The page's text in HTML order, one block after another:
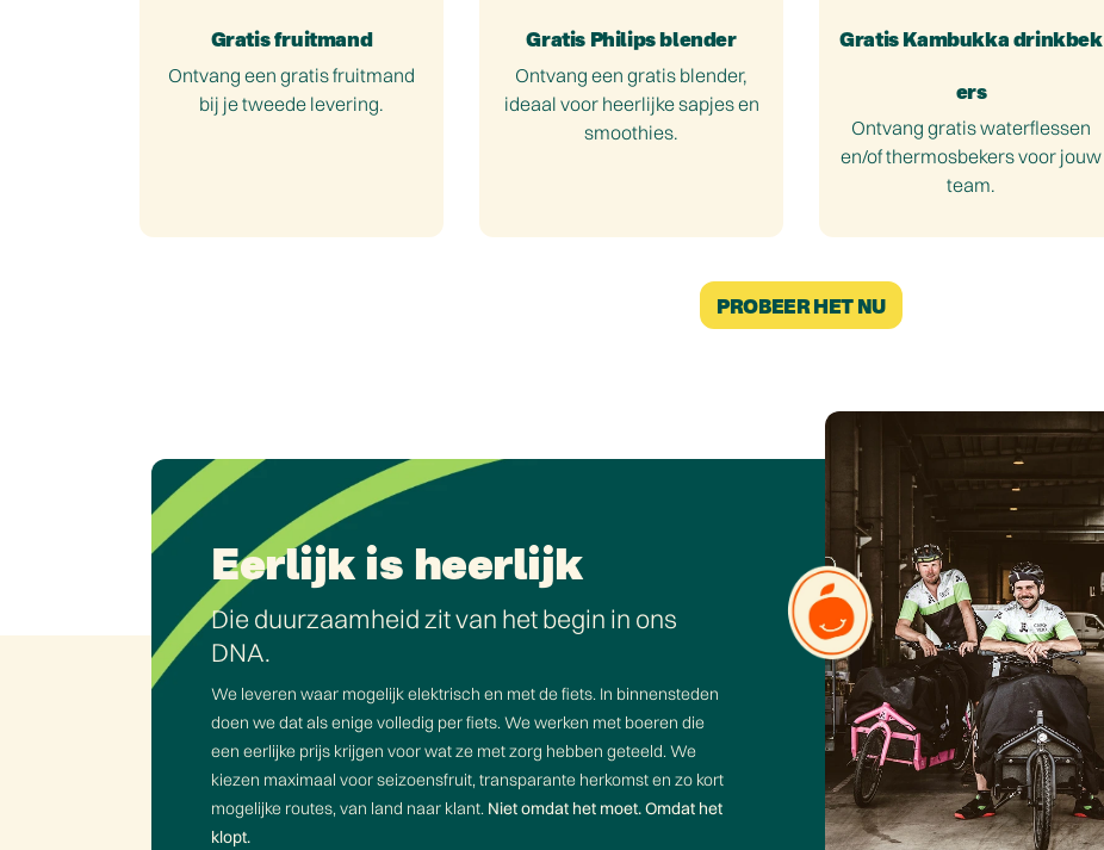
Gratis fruitmand
Ontvang een gratis fruitmand
bij je tweede levering.
Gratis Philips blender
Ontvang een gratis blender,
ideaal voor heerlijke sapjes en
smoothies.
Gratis Kambukka drinkbek
ers
Ontvang gratis waterflessen
en/of thermosbekers voor jouw
team.
PROBEER HET NU
Eerlijk is heerlijk
Die duurzaamheid zit van het begin in ons
DNA.
We leveren waar mogelijk elektrisch en met de fiets. In binnensteden
doen we dat als enige volledig per fiets. We werken met boeren die
een eerlijke prijs krijgen voor wat ze met zorg hebben geteeld. We
kiezen maximaal voor seizoensfruit, transparante herkomst en zo kort
mogelijke routes, van land naar klant. Niet omdat het moet. Omdat het
klopt.